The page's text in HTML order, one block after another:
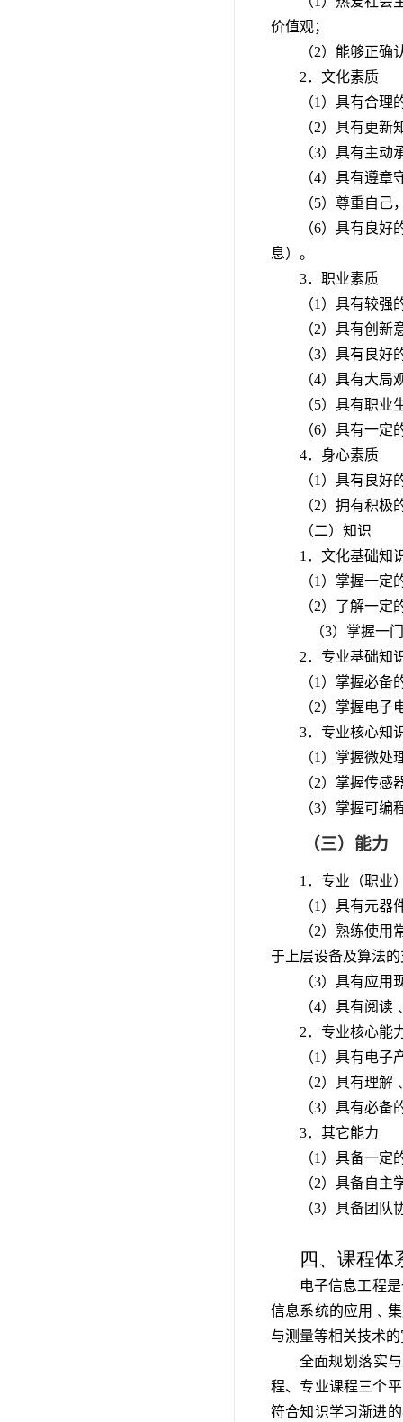
价值观；
（2）能够正
2．文化素质
（1）具有合
（2）具有更
（3）具有主动
（4）具有遵章
（5）尊重自
（6）具有良
息）。
3．职业素质
（1）具有较
（2）具有创
（3）具有良
（4）具有大
（5）具有职业
（6）具有一
4．身心素质
（1）具有良
（2）拥有积
（二）知识
1．文化基础知
（1）掌握一定
（2）了解一
（3）掌握一
2．专业基础知
（1）掌握必
（2）掌握电
3．专业核心知
（1）掌握微
（2）掌握传
（3）掌握可
（三）能力
1．专业（职业
（1）具有元
（2）熟练使
于上层设备及算法
（3）具有应
（4）具有阅读
2．专业核心能
（1）具有电子
（2）具有理
（3）具有必
3．其它能力
（1）具备一定
（2）具备自主
（3）具备团队
四、课程体
电子信息工程
信息系统的应用﹑
与测量等相关技术
全面规划落实
程、专业课程三个
符合知识学习渐进